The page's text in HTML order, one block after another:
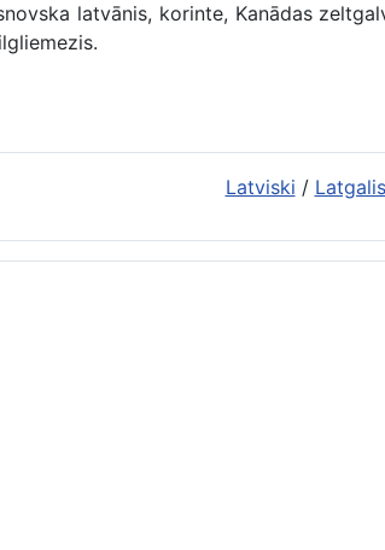
latvānis, korinte, Kanādas
Latviski /